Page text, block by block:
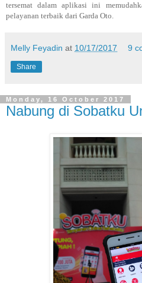
tersemat dalam aplikasi ini
pelayanan terbaik dari Garda Oto.
Melly Feyadin at 10/17/2017 9
Share
Monday, 16 October 2017
Nabung di Sobatku